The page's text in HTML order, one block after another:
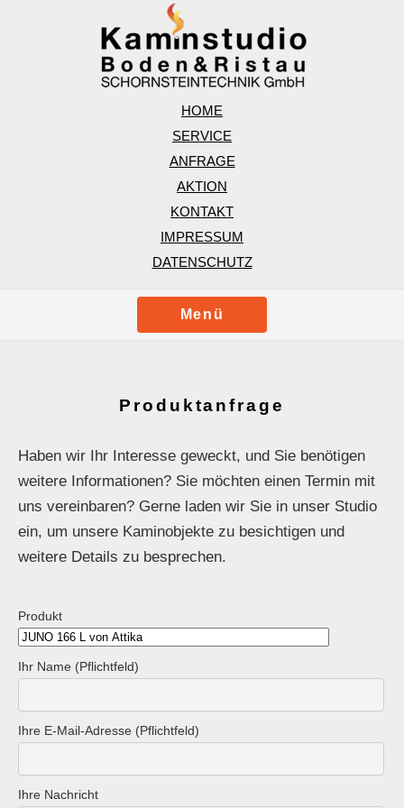
HOME
SERVICE
ANFRAGE
AKTION
KONTAKT
IMPRESSUM
DATENSCHUTZ
Menü
Produktanfrage
Haben wir Ihr Interesse geweckt, und Sie benötigen
weitere Informationen? Sie möchten einen Termin mit
uns vereinbaren? Gerne laden wir Sie in unser Studio
ein, um unsere Kaminobjekte zu besichtigen und
weitere Details zu besprechen.
Produkt
Ihr Name (Pflichtfeld)
Ihre E-Mail-Adresse (Pflichtfeld)
Ihre Nachricht